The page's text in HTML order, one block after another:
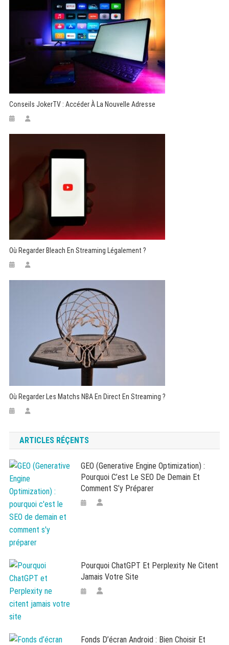
Conseils JokerTV : Accéder À La Nouvelle Adresse
Où Regarder Bleach En Streaming Légalement ?
Où Regarder Les Matchs NBA En Direct En Streaming ?
ARTICLES RÉÇENTS
GEO (Generative Engine Optimization) :
Pourquoi C’est Le SEO De Demain Et
Comment S’y Préparer
Pourquoi ChatGPT Et Perplexity Ne Citent
Jamais Votre Site
Fonds D’écran Android : Bien Choisir Et